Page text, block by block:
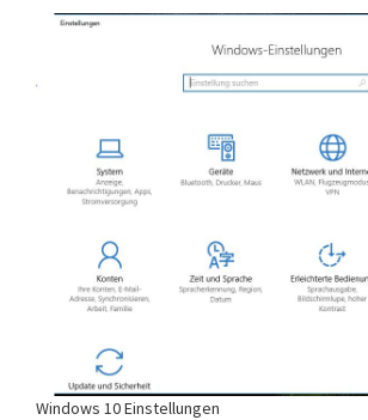
Windows 10 Einstellungen